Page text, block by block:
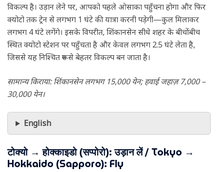
विकल्प है। उड़ान लेने पर, आपको पहले ओसाका पहुँचना होगा और फिर
क्योटो तक ट्रेन से लगभग 1 घंटे की यात्रा करनी पड़ेगी—कुल मिलाकर
लगभग 4 घंटे लगेंगे। इसके विपरीत, शिंकानसेन सीधे शहर के बीचोंबीच
स्थित क्योटो स्टेशन पर पहुँचता है और केवल लगभग 2.5 घंटे लेता है,
जिससे यह निश्चित रूप से बेहतर विकल्प बन जाता है।
सामान्य किराया: शिंकानसेन लगभग 15,000 येन; हवाई जहाज़ 7,000 –
30,000 येन।
English
टोक्यो → होक्काइडो (सप्पोरो):उड़ान लें/ Tokyo →
Hokkaido (Sapporo): Fly